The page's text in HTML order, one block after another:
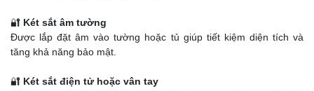
🔐 Két sắt âm tường
Được lắp đặt âm vào tường hoặc tủ giúp tiết kiệm diện tích và
tăng khả năng bảo mật.
🔐 Két sắt điện tử hoặc vân tay